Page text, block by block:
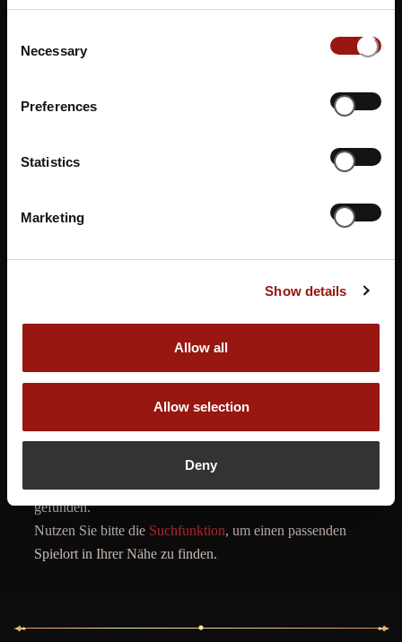
Selection
Necessary
Preferences
Statistics
Marketing
Show details
Allow all
Allow selection
Deny
Begabte Künstler, unvergessliche Songs und Melodien aus
gefunden.
Nutzen Sie bitte die Suchfunktion, um einen passenden
Spielort in Ihrer Nähe zu finden.